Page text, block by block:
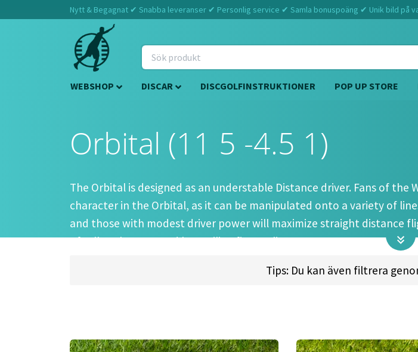
Nytt & Begagnat ✔ Snabba leveranser ✔ Personlig service ✔ Samla bonuspoäng ✔ Unik bild
WEBSHOP DISCAR DISCGOLFINSTRUKTIONER POP UP STORE
Orbital (11 5 -4.5 1)
The Orbital is designed as an understable Distance driver. Fans of
character in the Orbital, as it can be manipulated onto a variety of
and those with modest driver power will maximize straight distance
of roller, sky turn, and low ceiling finesse lines.
Max Weight:175.1gr l Diameter:21.1cm
Tips: Du kan även filtrera